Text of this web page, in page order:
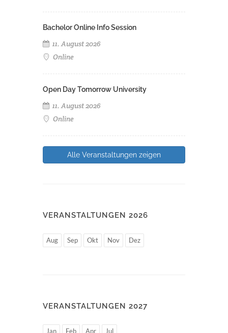
Bachelor Online Info Session
11. August 2026
Online
Open Day Tomorrow University
11. August 2026
Online
Alle Veranstaltungen zeigen
VERANSTALTUNGEN 2026
Aug Sep Okt Nov Dez
VERANSTALTUNGEN 2027
Jan Feb Apr Jul